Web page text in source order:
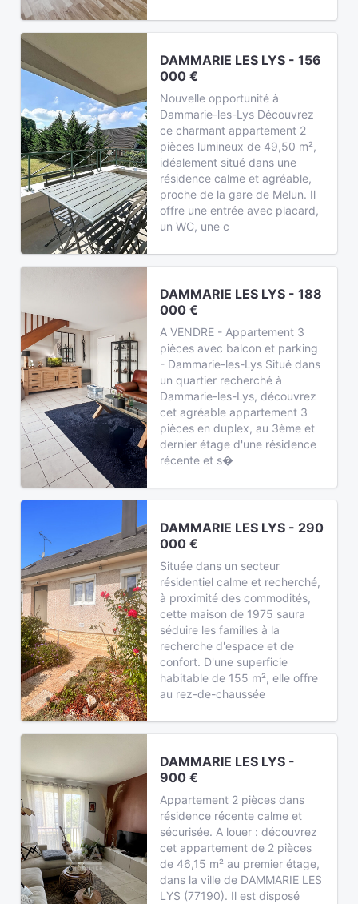
DAMMARIE LES LYS - 156
000 €
Nouvelle opportunité à
Dammarie-les-Lys Découvrez
ce charmant appartement 2
pièces lumineux de 49,50 m²,
idéalement situé dans une
résidence calme et agréable,
proche de la gare de Melun. Il
offre une entrée avec placard,
un WC, une c
DAMMARIE LES LYS - 188
000 €
A VENDRE - Appartement 3
pièces avec balcon et parking
- Dammarie-les-Lys Situé dans
un quartier recherché à
Dammarie-les-Lys, découvrez
cet agréable appartement 3
pièces en duplex, au 3ème et
dernier étage d'une résidence
récente et s�
DAMMARIE LES LYS - 290
000 €
Située dans un secteur
résidentiel calme et recherché,
à proximité des commodités,
cette maison de 1975 saura
séduire les familles à la
recherche d'espace et de
confort. D'une superficie
habitable de 155 m², elle offre
au rez-de-chaussée
DAMMARIE LES LYS -
900 €
Appartement 2 pièces dans
résidence récente calme et
sécurisée. A louer : découvrez
cet appartement de 2 pièces
de 46,15 m² au premier étage,
dans la ville de DAMMARIE LES
LYS (77190). Il est disposé